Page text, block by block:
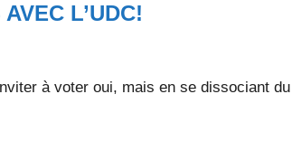
t
L’UDC!
à voter oui, mais en se dissociant du